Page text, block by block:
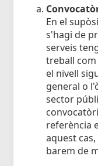
En el
s'hagi de
serveis
treball
el nivell
general o
sector
referència
aquest
barem de